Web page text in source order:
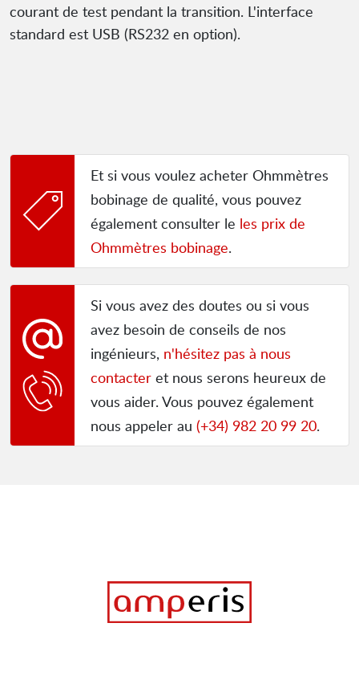
courant de test pendant la transition. L'interface
standard est USB (RS232 en option).
Et si vous voulez acheter Ohmmètres
bobinage de qualité, vous pouvez
également consulter le les prix de
Ohmmètres bobinage.
Si vous avez des doutes ou si vous
avez besoin de conseils de nos
ingénieurs, n'hésitez pas à nous
contacter et nous serons heureux de
vous aider. Vous pouvez également
nous appeler au (+34) 982 20 99 20.